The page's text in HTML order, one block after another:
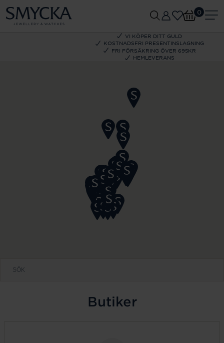
VI KÖPER DITT GULD
KOSTNADSFRI PRESENTINSLAGNING
FRI FÖRSÄKRING ÖVER 695KR
HEMLEVERANS
0
Butiker